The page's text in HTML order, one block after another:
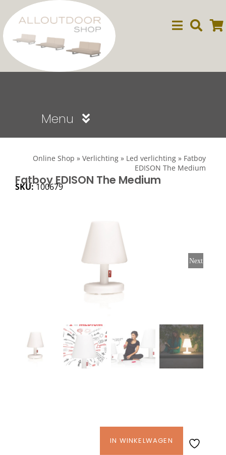
naar
inhoud
Menu
Dining
Barset
Online Shop » Verlichting » Led verlichting » Fatboy
EDISON The Medium
Fatboy EDISON The Medium
SKU:100679
Next
IN WINKELWAGEN